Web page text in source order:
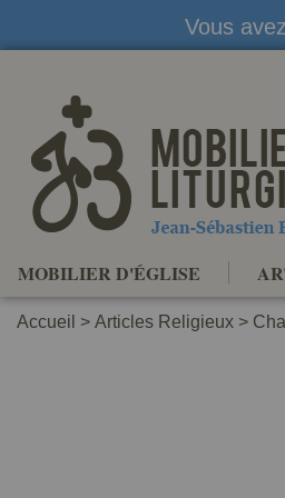
Vous
MOBILIER D'ÉGLISE
Accueil > Articles Religieux >